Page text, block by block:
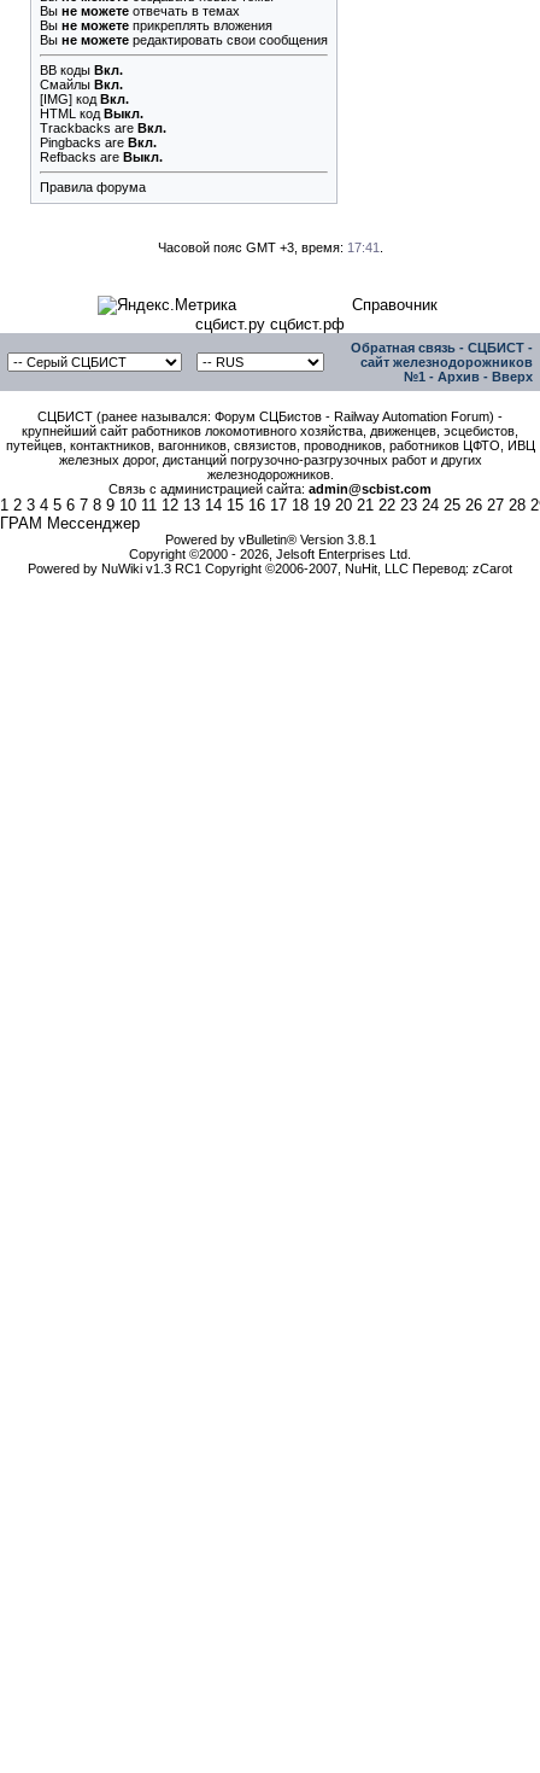
Вы не можете отвечать в темах
Вы не можете прикреплять вложения
Вы не можете редактировать свои сообщения
BB коды Вкл.
Смайлы Вкл.
[IMG] код Вкл.
HTML код Выкл.
Trackbacks are Вкл.
Pingbacks are Вкл.
Refbacks are Выкл.
Правила форума
Часовой пояс GMT +3, время: 17:41
Справочник
сцбист.ру сцбист.рф
Обратная связь - СЦБИСТ -
сайт железнодорожников
№1 - Архив - Вверх
СЦБИСТ (ранее назывался: Форум СЦБистов - Railway Automation Forum) -
крупнейший сайт работников локомотивного хозяйства, движенцев, эсцебистов,
путейцев, контактников, вагонников, связистов, проводников, работников ЦФТО, ИВЦ
железных дорог, дистанций погрузочно-разгрузочных работ и других
железнодорожников.
Связь с администрацией сайта: admin@scbist.com
1 2 3 4 5 6 7 8 9 10 11 12 13 14 15 16 17 18 19 20 21 22 23 24 25 26 27 28
ГРАМ Мессенджер
Powered by vBulletin® Version 3.8.1
Copyright ©2000 - 2026, Jelsoft Enterprises Ltd.
Powered by NuWiki v1.3 RC1 Copyright ©2006-2007, NuHit, LLC Перевод: zCarot